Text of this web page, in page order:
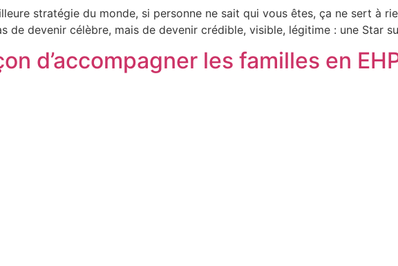
stratégie du monde, si personne ne sait qui vous êtes, ça ne sert à
de devenir célèbre, mais de devenir crédible, visible, légitime : une Star
d’accompagner les familles en